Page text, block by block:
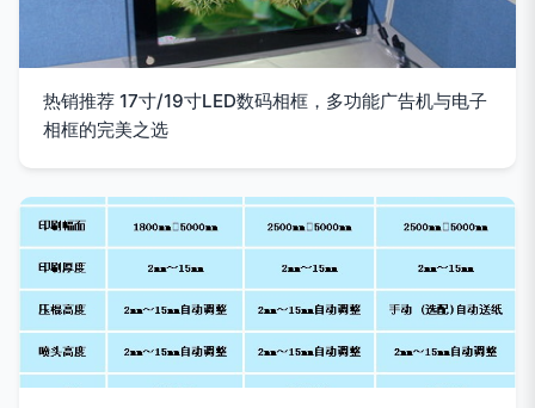
热销推荐 17寸/19寸LED数码相框，多功能广告机与电子
相框的完美之选